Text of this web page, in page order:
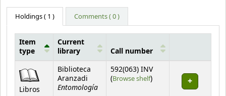
Holdings( 1 ) Comments ( 0 )
Item
type
Current
library
Call number
Libros
Biblioteca
Aranzadi
Entomología
592(063) INV
(Browse shelf(Opens below)
)